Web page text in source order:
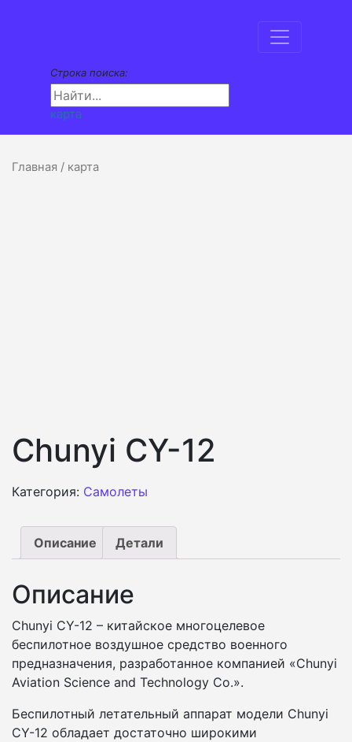
Строка поиска:
карта
Главная / карта
Chunyi CY-12
Категория: Самолеты
Описание Детали
Описание
Chunyi CY-12 – китайское многоцелевое
беспилотное воздушное средство военного
предназначения, разработанное компанией «Chunyi
Aviation Science and Technology Co.».
Беспилотный летательный аппарат модели Chunyi
CY-12 обладает достаточно широкими